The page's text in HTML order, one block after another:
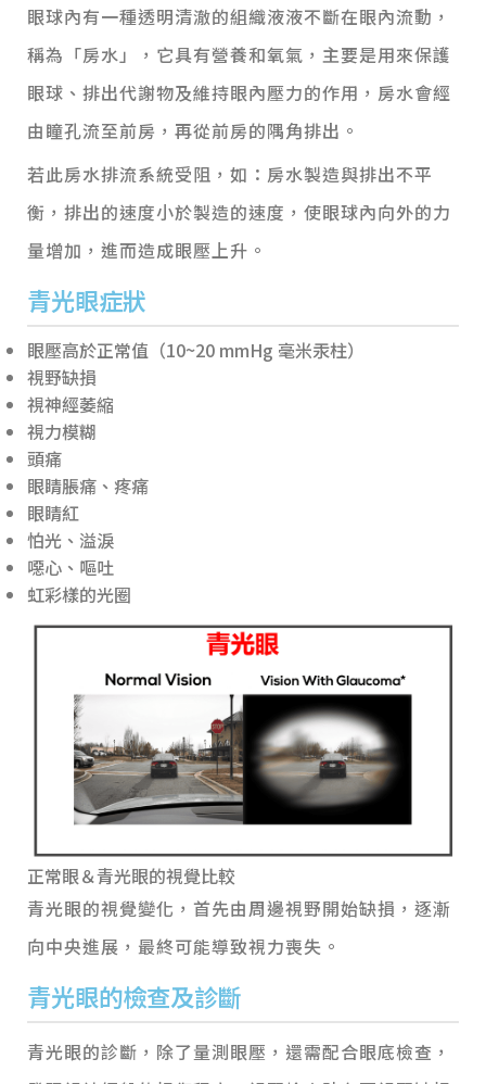
眼球內有一種透明清澈的組織液液不斷在眼內流動，
稱為「房水」，它具有營養和氧氣，主要是用來保護
眼球、排出代謝物及維持眼內壓力的作用，房水會經
由瞳孔流至前房，再從前房的隅角排出。
若此房水排流系統受阻，如：房水製造與排出不平
衡，排出的速度小於製造的速度，使眼球內向外的力
量增加，進而造成眼壓上升。
青光眼症狀
眼壓高於正常值（10~20 mmHg 毫米汞柱）
視野缺損
視神經萎縮
視力模糊
頭痛
眼睛脹痛、疼痛
眼睛紅
怕光、溢淚
噁心、嘔吐
虹彩樣的光圈
正常眼＆青光眼的視覺比較
青光眼的視覺變化，首先由周邊視野開始缺損，逐漸
向中央進展，最終可能導致視力喪失。
青光眼的檢查及診斷
青光眼的診斷，除了量測眼壓，還需配合眼底檢查，